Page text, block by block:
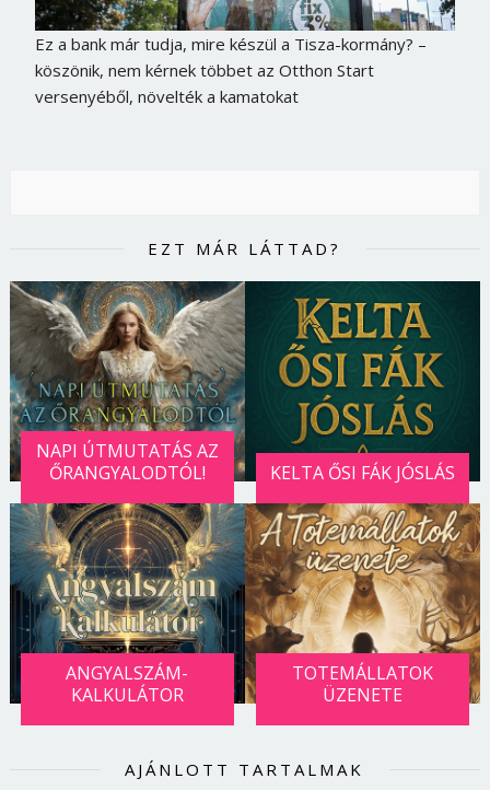
Ez a bank már tudja, mire készül a Tisza-kormány? –
köszönik, nem kérnek többet az Otthon Start
versenyéből, növelték a kamatokat
EZT MÁR LÁTTAD?
NAPI ÚTMUTATÁS AZ
ŐRANGYALODTÓL!
KELTA ŐSI FÁK JÓSLÁS
ANGYALSZÁM-
KALKULÁTOR
TOTEMÁLLATOK
ÜZENETE
AJÁNLOTT TARTALMAK